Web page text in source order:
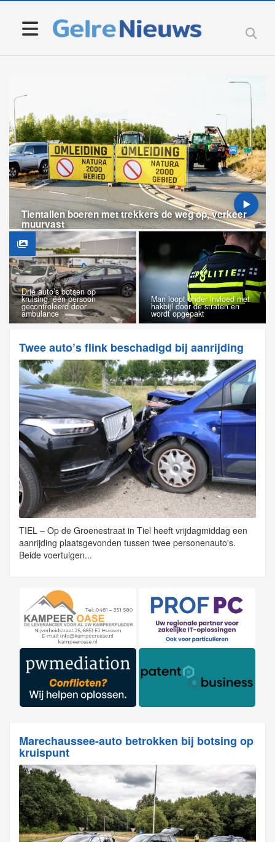
Tientallen boeren met trekkers de weg op, verkeer
muurvast
Drie auto’s botsen op
kruising, één persoon
gecontroleerd door
ambulance
Man loopt onder invloed met
hakbijl door de straten en
wordt opgepakt
Twee auto’s flink beschadigd bij aanrijding
TIEL – Op de Groenestraat in Tiel heeft vrijdagmiddag een
aanrijding plaatsgevonden tussen twee personenauto's.
Beide voertuigen...
Marechaussee-auto betrokken bij botsing op
kruispunt